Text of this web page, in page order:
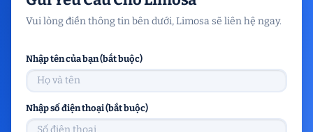
Vui lòng điền thông tin bên dưới, Limosa sẽ liên hệ ngay.
Nhập tên của bạn (bắt buộc)
Nhập số điện thoại (bắt buộc)